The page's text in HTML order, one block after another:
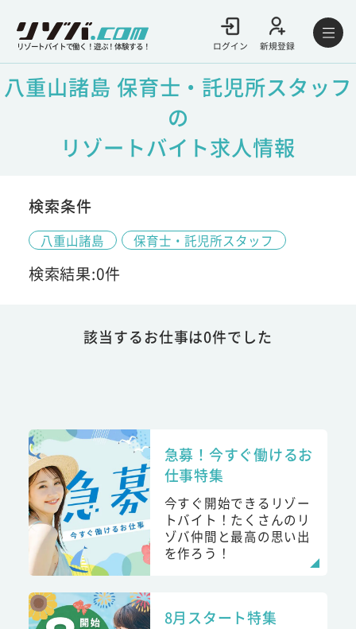
リゾートバイトで働く！遊ぶ！体験する！ ログイン 新規登録
八重山諸島 保育士・託児所スタッフ
の
リゾートバイト求人情報
検索条件
八重山諸島 保育士・託児所スタッフ
検索結果:0件
該当するお仕事は0件でした
急募！今すぐ働けるお
仕事特集
今すぐ開始できるリゾー
トバイト！たくさんのリ
ゾバ仲間と最高の思い出
を作ろう！
8月スタート特集